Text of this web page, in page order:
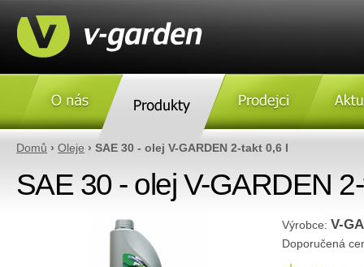
Domů › Oleje › SAE 30 - olej V-GARDEN 2-takt 0,6 l
SAE 30 - olej V-GARDEN
Výrobce: V-
Doporučená
O nás Produkty Prodejci Aktulity